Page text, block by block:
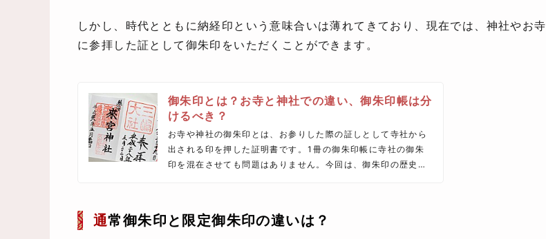
しかし、時代とともに納経印という意味合いは薄れてきており、現在では、神社やお寺
に参拝した証として御朱印をいただくことができます。
御朱印とは？お寺と神社での違い、御朱印帳は分
けるべき？
お寺や神社の御朱印とは、お参りした際の証しとして寺社から
出される印を押した証明書です。1冊の御朱印帳に寺社の御朱
印を混在させても問題はありません。今回は、御朱印の歴史や
通常御朱印と限定御朱印の違いは？